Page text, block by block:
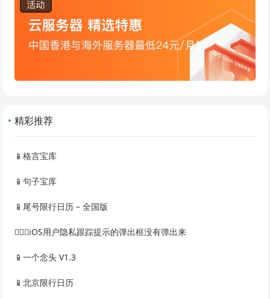
精彩推荐
📱格言宝库
📱句子宝库
📱尾号限行日历 – 全国版
🙅🏻‍♀️iOS用户隐私跟踪提示的弹出框没有弹出来
📱一个念头 V1.3
📱北京限行日历